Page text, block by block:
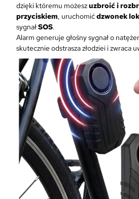
t
y
w
ł
a
m
n
o
w
dzięki któremu możeszuzbroić i
przyciskiem, uruchomićdzwonek
sygnałSOS.
Alarm generuje głośny sygnał o
skutecznie odstrasza złodziei i zwraca